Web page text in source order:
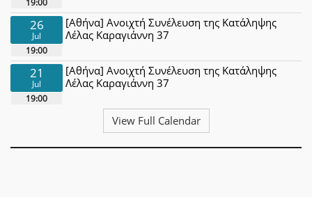
19:00
26
Jul
19:00
[Αθήνα] Ανοιχτή Συνέλευση της Κατάληψης
Λέλας Καραγιάννη 37
21
Jul
19:00
[Αθήνα] Ανοιχτή Συνέλευση της Κατάληψης
Λέλας Καραγιάννη 37
View Full Calendar